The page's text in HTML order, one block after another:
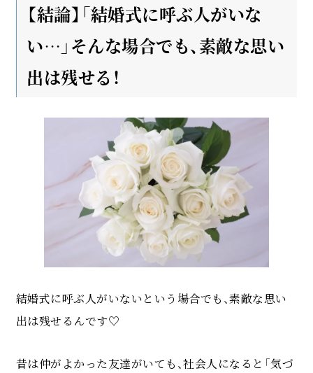
【結論】「結婚式に呼ぶ人がいな
い…」そんな場合でも、素敵な思い
出は残せる！
結婚式に呼ぶ人がいないという場合でも、素敵な思い
出は残せるんです♡
昔は仲がよかった友達がいても、社会人になると「気づ